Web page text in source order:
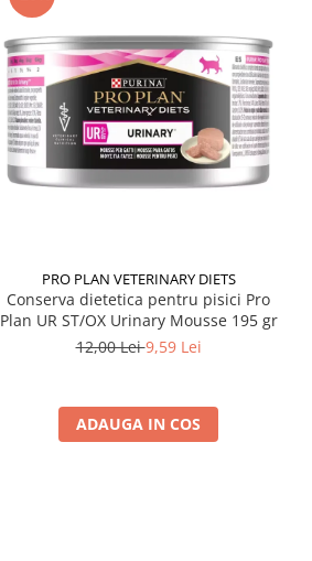
PRO PLAN VETERINARY DIETS
Conserva dietetica pentru pisici Pro
Plan UR ST/OX Urinary Mousse 195 gr
12,00 Lei9,59 Lei
ADAUGA IN COS